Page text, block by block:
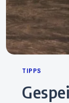
Categories
TIPPS
Gespeicherte Bilder auf